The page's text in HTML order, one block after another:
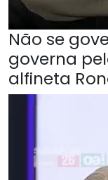
Não se
governa
alfineta